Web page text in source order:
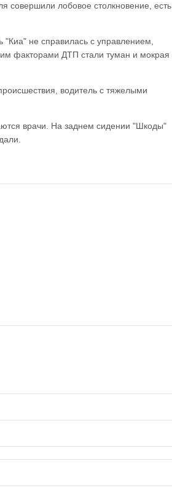
совершили лобовое столкновение, есть
не справилась с управлением,
факторами ДТП стали туман и мокрая
водитель с тяжелыми
врачи. На заднем сидении "Шкоды"